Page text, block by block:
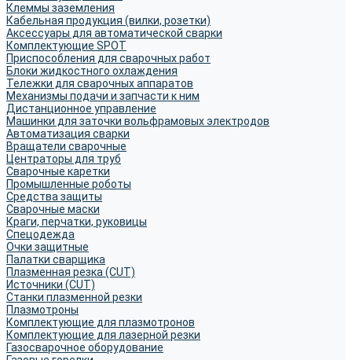
Клеммы заземления
Кабельная продукция (вилки, розетки)
Аксессуары для автоматической сварки
Комплектующие SPOT
Приспособления для сварочных работ
Блоки жидкостного охлаждения
Тележки для сварочных аппаратов
Механизмы подачи и запчасти к ним
Дистанционное управление
Машинки для заточки вольфрамовых электродов
Автоматизация сварки
Вращатели сварочные
Центраторы для труб
Сварочные каретки
Промышленные роботы
Средства защиты
Сварочные маски
Краги, перчатки, руковицы
Спецодежда
Очки защитные
Палатки сварщика
Плазменная резка (CUT)
Источники (CUT)
Станки плазменной резки
Плазмотроны
Комплектующие для плазмотронов
Комплектующие для лазерной резки
Газосварочное оборудование